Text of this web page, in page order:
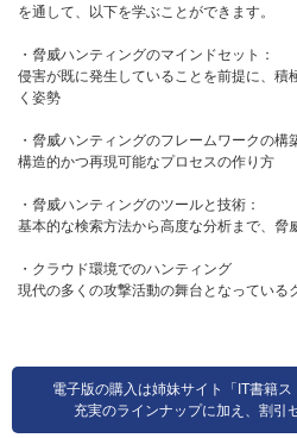
を通して、以下を学ぶことができます。
・脅威ハンティングのマインドセット：
侵害が既に発生していることを前提に、積
く姿勢
・脅威ハンティングのフレームワークの構
構造的かつ再現可能なプロセスの作り方
・脅威ハンティングのツールと技術：
基本的な検索方法から高度な分析まで、脅
・クラウド環境でのハンティング
現代の多くの攻撃活動の舞台となっている
電子版の購入は姉妹サイト「IT書籍
充実のラインナップに加え、割引